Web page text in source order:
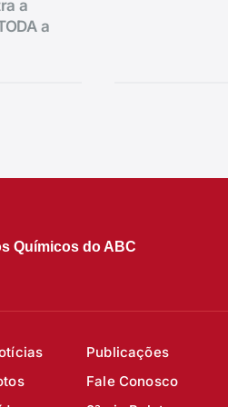
a
a
Químicos do ABC
Publicações
Fale Conosco